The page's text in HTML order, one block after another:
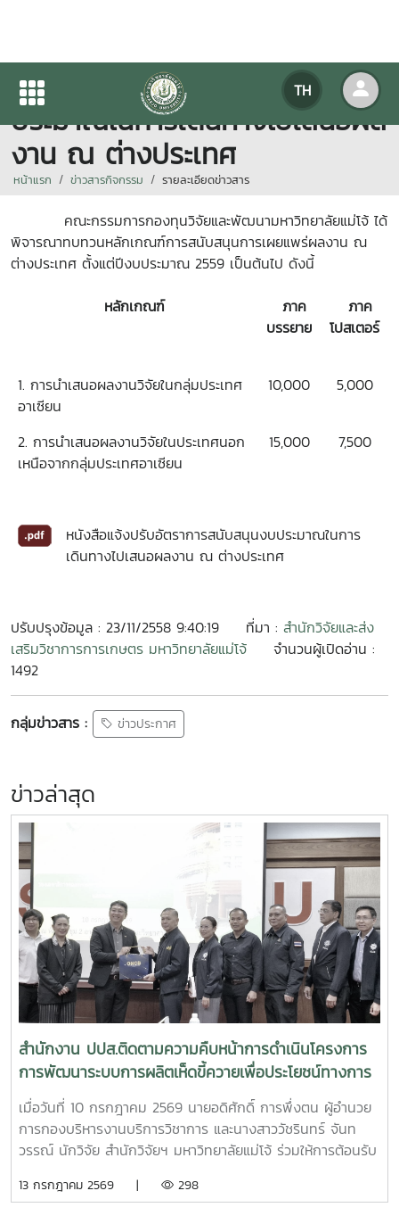
TH
ปรับอัตราการสนับสนุนงบ
ประมาณในการเดินทางไปเสนอผล
งาน ณ ต่างประเทศ
หน้าแรก ข่าวสารกิจกรรม รายละเอียดข่าวสาร
คณะกรรมการกองทุนวิจัยและพัฒนามหาวิทยาลัยแม่โจ้ ได้
พิจารณาทบทวนหลักเกณฑ์การสนับสนุนการเผยแพร่ผลงาน ณ
ต่างประเทศ ตั้งแต่ปีงบประมาณ 2559 เป็นต้นไป ดังนี้
หลักเกณฑ์
ภาค
บรรยาย
ภาค
โปสเตอร์
1. การนำเสนอผลงานวิจัยในกลุ่มประเทศ
อาเซียน
10,000 5,000
2. การนำเสนอผลงานวิจัยในประเทศนอก
เหนือจากกลุ่มประเทศอาเซียน
15,000 7,500
หนังสือแจ้งปรับอัตราการสนับสนุนงบประมาณในการ
เดินทางไปเสนอผลงาน ณ ต่างประเทศ
ปรับปรุงข้อมูล : 23/11/2558 9:40:19 ที่มา : สำนักวิจัยและส่ง
เสริมวิชาการการเกษตร มหาวิทยาลัยแม่โจ้
จำนวนผู้เปิดอ่าน :
1492
กลุ่มข่าวสาร : ข่าวประกาศ
ข่าวล่าสุด
สำนักงาน ปปส.ติดตามความคืบหน้าการดำเนินโครงการ
การพัฒนาระบบการผลิตเห็ดขี้ควายเพื่อประโยชน์ทางการ
แพทย์
เมื่อวันที่ 10 กรกฎาคม 2569 นายอดิศักดิ์ การพึ่งตน ผู้อำนวย
การกองบริหารงานบริการวิชาการ และนางสาววัชรินทร์ จันท
วรรณ์ นักวิจัย สำนักวิจัยฯ มหาวิทยาลัยแม่โจ้ ร่วมให้การต้อนรับ
ปราบปรามยาเสพติด (ป.ป.ส.) พร้อมคณะผู้บริหารและเจ้าหน้าที่
13 กรกฎาคม 2569 | 298